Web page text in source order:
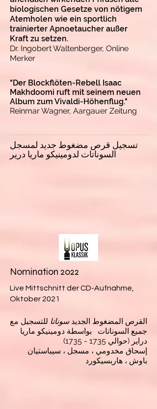
biologischen Gesetze von nötigem
Atemholen wie ein sportlich
trainierter Apnoetaucher außer
Kraft zu setzen.
Dr. Ingobert Waltenberger, Online
Merker
"Der Blockflöten-Rebell Isaac
Makhdoomi ruft mit seinem neuen
Album zum Vivaldi-Höhenflug."
Reinmar Wagner, Aargauer Zeitung
تسجيل قرص مضغوط جديد لمسجل
السوناتات لدومينيكو ماريا درير
Nomination 2022
Live Mittschnitt der CD-Aufnahme,
Oktober 2021
القرص المضغوط الجديدسوناتا للتسجيل مع
جميع السوناتات
بواسطة دومينيكو ماريا
دراير (حوالي 1735 - 1735)
إسحاق مخدومي ، مسجل ، سيباستيان
باوش ، هاربسيكورد